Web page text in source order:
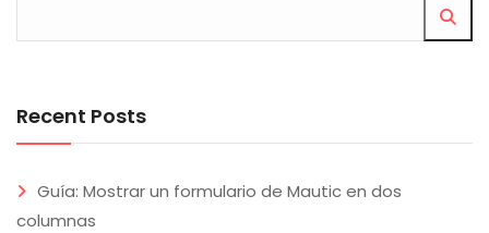
Recent Posts
Guía: Mostrar un formulario de Mautic en dos
columnas